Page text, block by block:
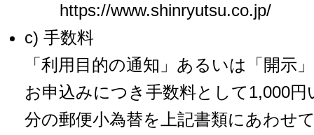
https://www.shinryutsu.co.jp/
c) 手数料
「利用目的の通知」あるいは「開示
お申込みにつき手数料として1,000
分の郵便小為替を上記書類にあわせ